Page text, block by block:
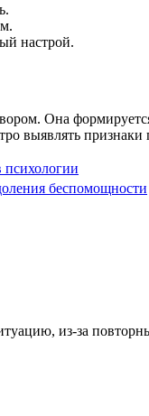
настрой.
Она
выявлять признаки
беспомощности
из-за